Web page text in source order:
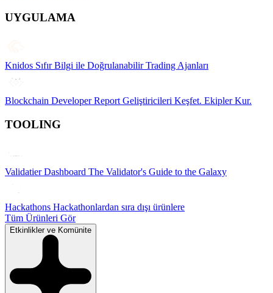
UYGULAMA
Knidos Sıfır Bilgi ile Doğrulanabilir Trading Ajanları
Blockchain Developer Report Geliştiricileri Keşfet. Ekipler Kur.
TOOLING
Validatier Dashboard The Validator's Guide to the Galaxy
Hackathons Hackathonlardan sıra dışı ürünlere
Tüm Ürünleri Gör
Etkinlikler ve Komünite